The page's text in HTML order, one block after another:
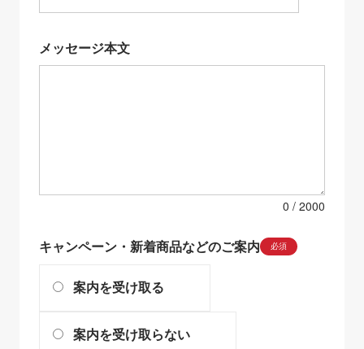
メッセージ本文
0
キャンペーン・新着商品などのご案内 必須
案内を受け取る
案内を受け取らない